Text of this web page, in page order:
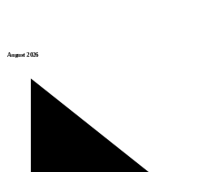
August 2026